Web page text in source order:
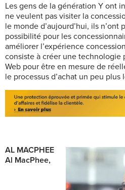
Les gens de la génération Y ont
ne veulent pas visiter la
le monde d’aujourd’hui, ils n’ont
possibilité pour les
améliorer l’expérience
consiste à créer une technologie
Web pour être en mesure de
le processus d’achat un peu plus
AL MACPHEE
Al MacPhee,